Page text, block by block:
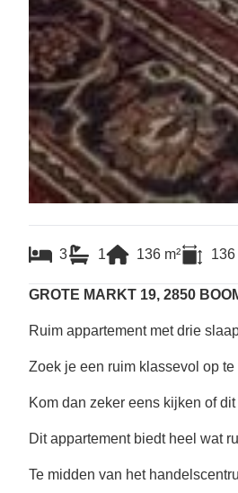
3 1 136 m² 136
GROTE MARKT 19, 2850
Ruim appartement met drie
Zoek je een ruim klassevol op
Kom dan zeker eens kijken of
Dit appartement biedt heel wat
Te midden van het